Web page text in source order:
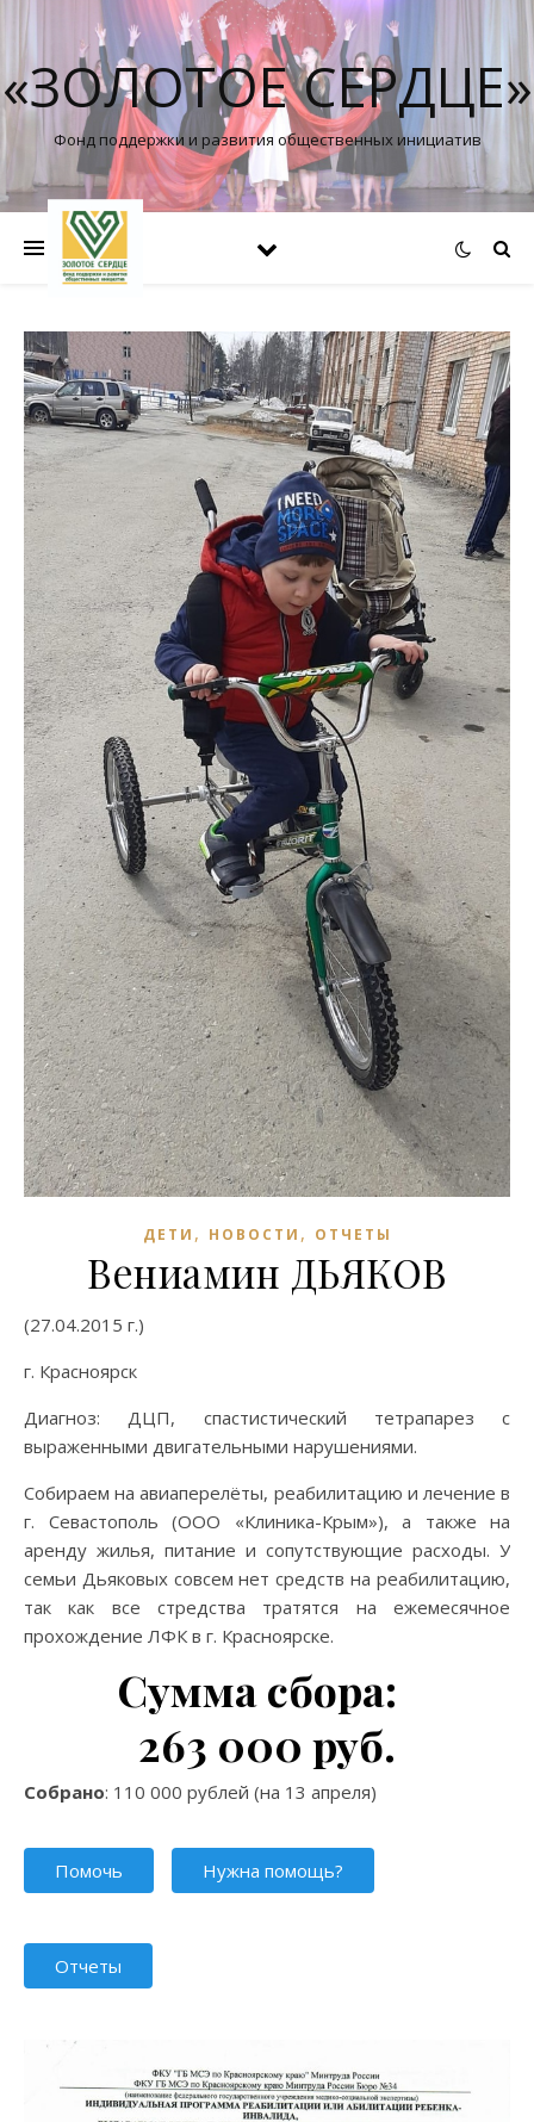
«ЗОЛОТОЕ СЕРДЦЕ»
Фонд поддержки и развития общественных инициатив
ДЕТИ , НОВОСТИ , ОТЧЕТЫ
Вениамин ДЬЯКОВ
(27.04.2015 г.)
г. Красноярск
Диагноз: ДЦП, спастистический тетрапарез с
выраженными двигательными нарушениями.
Собираем на авиаперелёты, реабилитацию и лечение в
г. Севастополь (ООО «Клиника-Крым»), а также на
аренду жилья, питание и сопутствующие расходы. У
семьи Дьяковых совсем нет средств на реабилитацию,
так как все стредства тратятся на ежемесячное
прохождение ЛФК в г. Красноярске.
Сумма сбора:
263 000 руб.
Собрано: 110 000 рублей (на 13 апреля)
Помочь Нужна помощь?
Отчеты